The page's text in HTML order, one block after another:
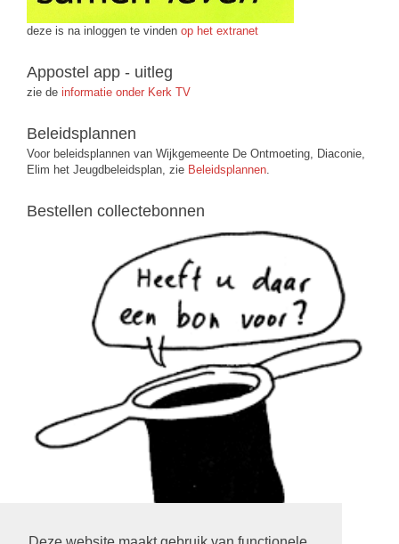
deze is na inloggen te vinden op het extranet
Appostel app - uitleg
zie de informatie onder Kerk TV
Beleidsplannen
Voor beleidsplannen van Wijkgemeente De Ontmoeting, Diaconie,
Elim het Jeugdbeleidsplan, zie Beleidsplannen.
Bestellen collectebonnen